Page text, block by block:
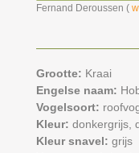
Fernand Deroussen (
Grootte: Kraai
Engelse naam:
Vogelsoort:
Kleur: donkergrijs,
Kleur snavel: grijs